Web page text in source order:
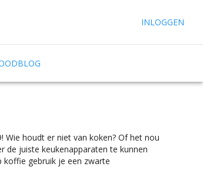
INLOGGEN
houdt er niet van koken? Of het nou
de juiste keukenapparaten te kunnen
koffie gebruik je een zwarte
het product met de juiste